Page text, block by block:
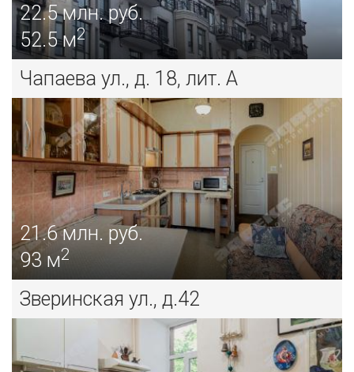
22.5млн. руб.
52.5 м2
Чапаева ул., д. 18, лит. А
21.6млн. руб.
93 м2
Зверинская ул., д.42